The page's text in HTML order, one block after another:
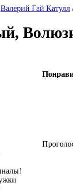
Валерий Гай Катулл